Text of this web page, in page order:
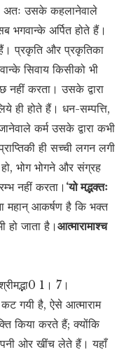
अतः उसके कहलानेवाले
भगवान्के अर्पित होते हैं।
हैं। प्रकृति और प्रकृतिका
सिवाय किसीको भी
करता। उसके द्वारा
ही होते हैं। धन-सम्पत्ति,
कर्म उसके द्वारा कभी
ही सच्ची लगन लगी
भोग भोगने और संग्रह
नहीं करता। ‘यो मद्भक्तः
महान् आकर्षण है कि भक्त
हो जाता है।आत्मारामाश्च
1। 7।
कट गयी है, ऐसे आत्माराम
किया करते हैं; क्योंकि
ओर खींच लेते हैं। यहाँ